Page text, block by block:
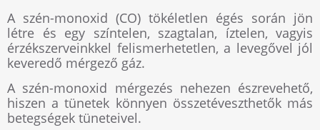
A szén-monoxid (CO) tökéletlen égés során jön
létre és egy színtelen, szagtalan, íztelen, vagyis
érzékszerveinkkel felismerhetetlen, a levegővel jól
keveredő mérgező gáz.
A szén-monoxid mérgezés nehezen észrevehető,
hiszen a tünetek könnyen összetéveszthetők más
betegségek tüneteivel.